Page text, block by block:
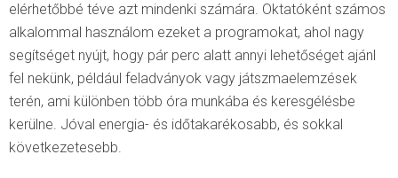
elérhetőbbé téve azt mindenki számára. Oktatóként számos
alkalommal használom ezeket a programokat, ahol nagy
segítséget nyújt, hogy pár perc alatt annyi lehetőséget ajánl
fel nekünk, például feladványok vagy játszmaelemzések
terén, ami különben több óra munkába és keresgélésbe
kerülne. Jóval energia- és időtakarékosabb, és sokkal
következetesebb.